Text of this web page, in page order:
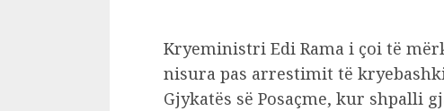
Kryeministri Edi Rama i çoi të
nisura pas arrestimit të
Gjykatës së Posaçme, kur shpalli